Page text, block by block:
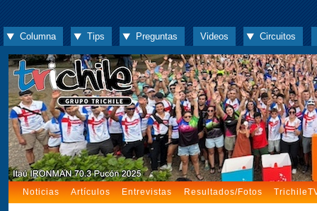
Columna Tips Preguntas Videos Circuitos
Noticias Artículos Entrevistas Resultados/Fotos